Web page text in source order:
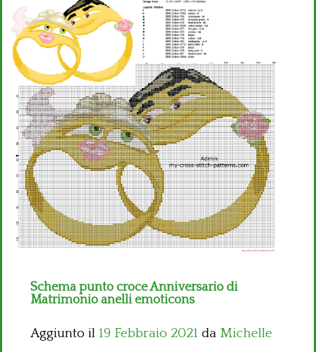
Alfabeto
Bambini
Disney
Thun
Schema punto croce Anniversario di
Matrimonio anelli emoticons
Aggiunto il 19 Febbraio 2021 da Michelle